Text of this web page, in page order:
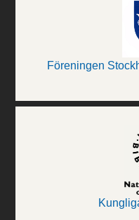
Föreningen